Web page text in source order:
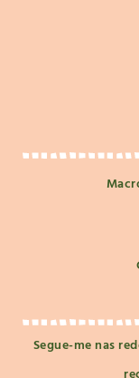
Segue-me nas